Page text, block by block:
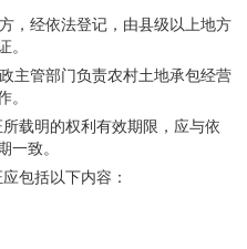
，经依法登记，由县级以上地方
。
主管部门负责农村土地承包经营
。
载明的权利有效期限，应与依
一致。
包括以下内容：